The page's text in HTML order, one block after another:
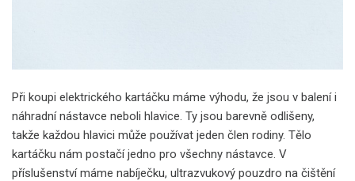
Při koupi elektrického kartáčku máme výhodu, že jsou v balení i
náhradní nástavce neboli hlavice. Ty jsou barevně odlišeny,
takže každou hlavici může používat jeden člen rodiny. Tělo
kartáčku nám postačí jedno pro všechny nástavce. V
příslušenství máme nabíječku, ultrazvukový pouzdro na čištění